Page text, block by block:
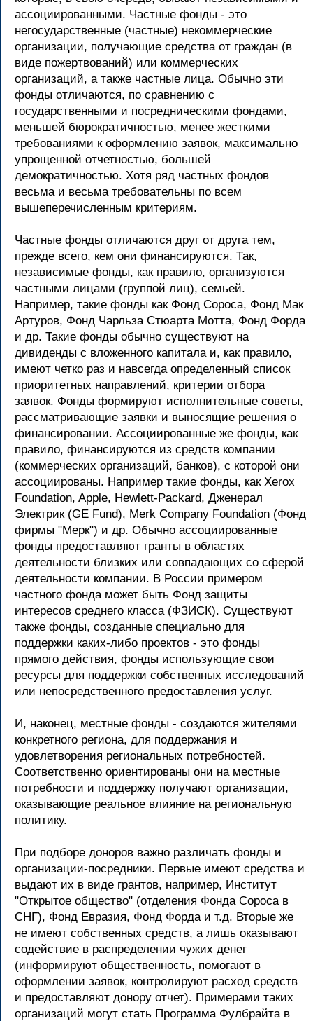
ассоциированными. Частные фонды - это
негосударственные (частные) некоммерческие
организации, получающие средства от граждан (в
виде пожертвований) или коммерческих
организаций, а также частные лица. Обычно эти
фонды отличаются, по сравнению с
государственными и посредническими фондами,
меньшей бюрократичностью, менее жесткими
требованиями к оформлению заявок, максимально
упрощенной отчетностью, большей
демократичностью. Хотя ряд частных фондов
весьма и весьма требовательны по всем
вышеперечисленным критериям.
Частные фонды отличаются друг от друга тем,
прежде всего, кем они финансируются. Так,
независимые фонды, как правило, организуются
частными лицами (группой лиц), семьей.
Например, такие фонды как Фонд Сороса, Фонд Мак
Артуров, Фонд Чарльза Стюарта Мотта, Фонд Форда
и др. Такие фонды обычно существуют на
дивиденды с вложенного капитала и, как правило,
имеют четко раз и навсегда определенный список
приоритетных направлений, критерии отбора
заявок. Фонды формируют исполнительные советы,
рассматривающие заявки и выносящие решения о
финансировании. Ассоциированные же фонды, как
правило, финансируются из средств компании
(коммерческих организаций, банков), с которой они
ассоциированы. Например такие фонды, как Xerox
Foundation, Apple, Hewlett-Packard, Дженерал
Электрик (GE Fund), Merk Company Foundation (Фонд
фирмы "Мерк") и др. Обычно ассоциированные
фонды предоставляют гранты в областях
деятельности близких или совпадающих со сферой
деятельности компании. В России примером
частного фонда может быть Фонд защиты
интересов среднего класса (ФЗИСК). Существуют
также фонды, созданные специально для
поддержки каких-либо проектов - это фонды
прямого действия, фонды использующие свои
ресурсы для поддержки собственных исследований
или непосредственного предоставления услуг.
И, наконец, местные фонды - создаются жителями
конкретного региона, для поддержания и
удовлетворения региональных потребностей.
Соответственно ориентированы они на местные
потребности и поддержку получают организации,
оказывающие реальное влияние на региональную
политику.
При подборе доноров важно различать фонды и
организации-посредники. Первые имеют средства и
выдают их в виде грантов, например, Институт
"Открытое общество" (отделения Фонда Сороса в
СНГ), Фонд Евразия, Фонд Форда и т.д. Вторые же
не имеют собственных средств, а лишь оказывают
содействие в распределении чужих денег
(информируют общественность, помогают в
оформлении заявок, контролируют расход средств
и предоставляют донору отчет). Примерами таких
организаций могут стать Программа Фулбрайта в